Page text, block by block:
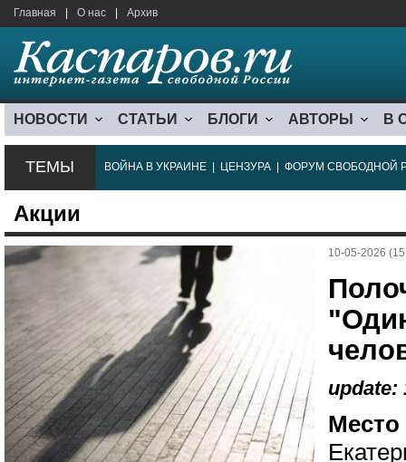
Главная О нас Архив
НОВОСТИ СТАТЬИ БЛОГИ АВТОРЫ В
ТЕМЫ ВОЙНА В УКРАИНЕ ЦЕНЗУРА ФОРУМ СВОБОДНОЙ
Акции
10-05-2026
update:
Место